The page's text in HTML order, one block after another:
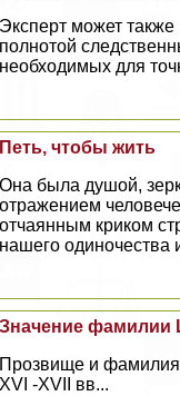
Эксперт может также
полнотой
необходимых для
Петь, чтобы жить
Она была душой,
отражением
отчаянным криком
нашего одиночества
Значение фамилии
Прозвище и
XVI -XVII вв...